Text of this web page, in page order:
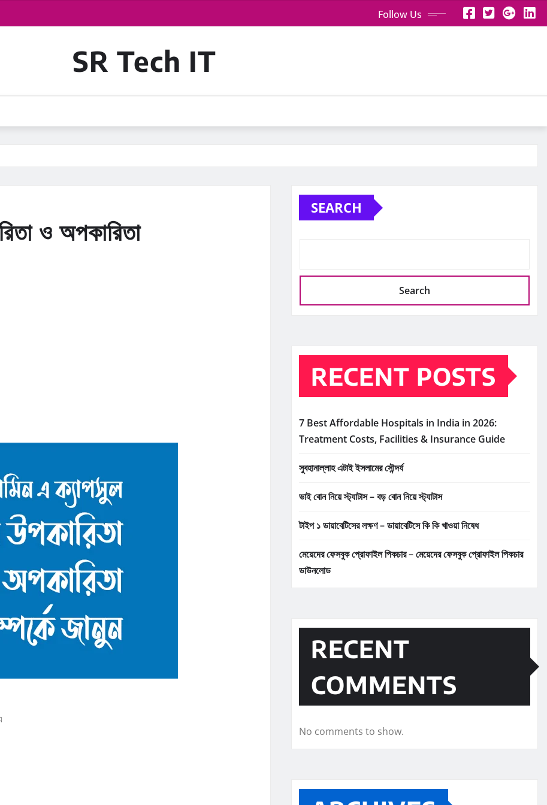
Follow Us
SR Tech IT
ও অপকারিতা
SEARCH
Search
RECENT POSTS
7 Best Affordable Hospitals in India in 2026:
Treatment Costs, Facilities & Insurance Guide
সুবহানাল্লাহ এটাই ইসলামের সৌন্দর্য
ভাই বোন নিয়ে স্ট্যাটাস – বড় বোন নিয়ে স্ট্যাটাস
টাইপ ১ ডায়াবেটিসের লক্ষণ – ডায়াবেটিসে কি কি খাওয়া নিষেধ
মেয়েদের ফেসবুক প্রোফাইল পিকচার – মেয়েদের ফেসবুক প্রোফাইল পিকচার
ডাউনলোড
RECENT
COMMENTS
No comments to show.